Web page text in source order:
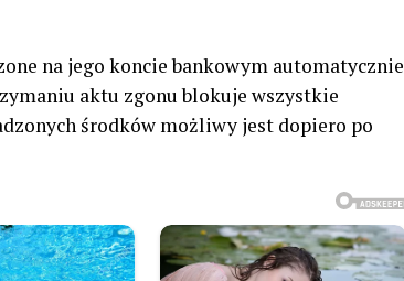
na jego koncie bankowym automatycznie
aktu zgonu blokuje wszystkie
środków możliwy jest dopiero po